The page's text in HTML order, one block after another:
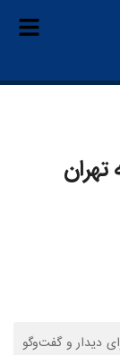
تهران
دیدار و گفت‌وگو